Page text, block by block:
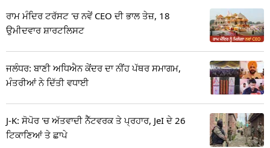
ਰਾਮ ਮੰਦਿਰ ਟਰੱਸਟ 'ਚ ਨਵੇਂ CEO ਦੀ ਭਾਲ ਤੇਜ਼, 18
ਉਮੀਦਵਾਰ ਸ਼ਾਰਟਲਿਸਟ
ਜਲੰਧਰ: ਬਾਣੀ ਅਧਿਐਨ ਕੇਂਦਰ ਦਾ ਨੀਂਹ ਪੱਥਰ ਸਮਾਗਮ,
ਮੰਤਰੀਆਂ ਨੇ ਦਿੱਤੀ ਵਧਾਈ
J-K: ਸੋਪੋਰ 'ਚ ਅੱਤਵਾਦੀ ਨੈੱਟਵਰਕ ਤੇ ਪ੍ਰਹਾਰ, JeI ਦੇ 26
ਟਿਕਾਣਿਆਂ ਤੇ ਛਾਪੇ